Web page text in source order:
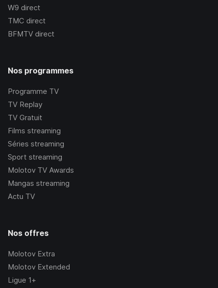
W9 direct
TMC direct
BFMTV direct
Nos programmes
Programme TV
TV Replay
TV Gratuit
Films streaming
Séries streaming
Sport streaming
Molotov TV Awards
Mangas streaming
Actu TV
Nos offres
Molotov Extra
Molotov Extended
Ligue 1+